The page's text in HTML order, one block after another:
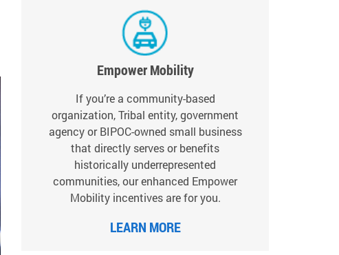
Empower Mobility
If you’re a community-based
organization, Tribal entity, government
agency or BIPOC-owned small business
that directly serves or benefits
historically underrepresented
communities, our enhanced Empower
Mobility incentives are for you.
LEARN MORE